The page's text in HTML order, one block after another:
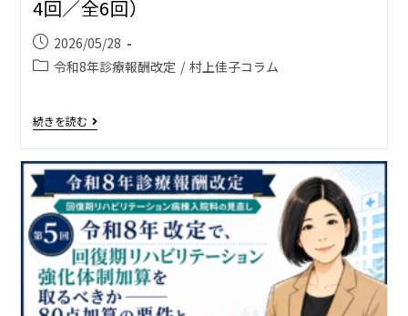
4回／全6回）
2026/05/28
令和8年診療報酬改定 / 村上佳子コラム
続きを読む